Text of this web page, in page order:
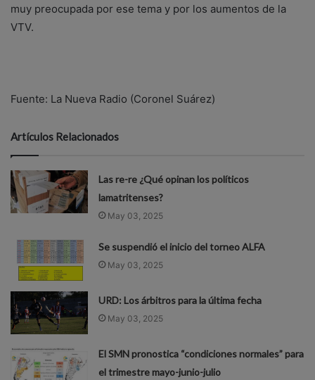
muy preocupada por ese tema y por los aumentos de la
VTV.
Fuente: La Nueva Radio (Coronel Suárez)
Artículos Relacionados
Las re-re ¿Qué opinan los políticos
lamatritenses?
May 03, 2025
Se suspendió el inicio del torneo ALFA
May 03, 2025
URD: Los árbitros para la última fecha
May 03, 2025
El SMN pronostica “condiciones normales” para
el trimestre mayo-junio-julio